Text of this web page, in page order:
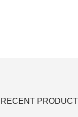
RECENT